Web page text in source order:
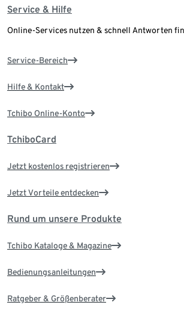
Service & Hilfe
Online-Services nutzen & schnell Antworten
Service-Bereich
Hilfe & Kontakt
Tchibo Online-Konto
TchiboCard
Jetzt kostenlos registrieren
Jetzt Vorteile entdecken
Rund um unsere Produkte
Tchibo Kataloge & Magazine
Bedienungsanleitungen
Ratgeber & Größenberater